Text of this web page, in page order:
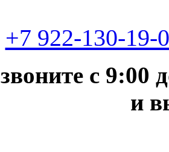
+7 922-130-19-
звоните с 9:00
и